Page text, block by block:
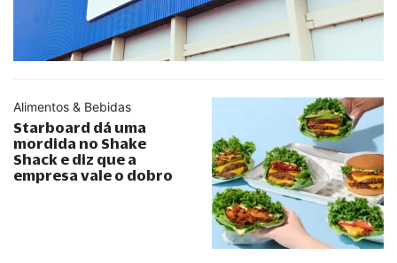
Alimentos & Bebidas
Starboard dá uma
mordida no Shake
Shack e diz que a
empresa vale o dobro